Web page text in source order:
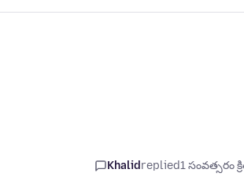
Khalidreplied1 సంవత్సరం